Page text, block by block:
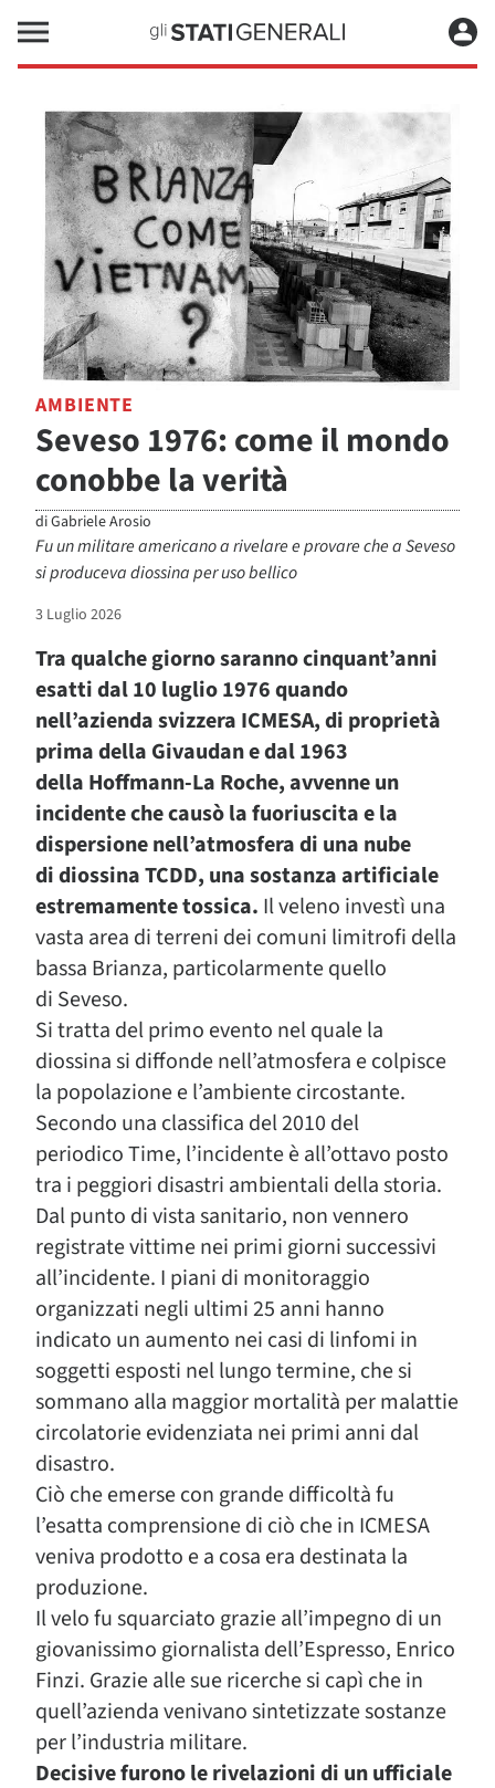
AMBIENTE
Seveso 1976: come il mondo
conobbe la verità
diGabriele Arosio
Fu un militare americano a rivelare e provare che a Seveso
si produceva diossina per uso bellico
3 Luglio 2026
Tra qualche giorno saranno cinquant’anni
esatti dal 10 luglio 1976 quando
nell’azienda svizzera ICMESA, di proprietà
prima della Givaudan e dal 1963
della Hoffmann-La Roche, avvenne un
incidente che causò la fuoriuscita e la
dispersione nell’atmosfera di una nube
di diossina TCDD, una sostanza artificiale
estremamente tossica. Il veleno investì una
vasta area di terreni dei comuni limitrofi della
bassa Brianza, particolarmente quello
di Seveso.
Si tratta del primo evento nel quale la
diossina si diffonde nell’atmosfera e colpisce
la popolazione e l’ambiente circostante.
Secondo una classifica del 2010 del
periodico Time, l’incidente è all’ottavo posto
tra i peggiori disastri ambientali della storia.
Dal punto di vista sanitario, non vennero
registrate vittime nei primi giorni successivi
all’incidente. I piani di monitoraggio
organizzati negli ultimi 25 anni hanno
indicato un aumento nei casi di linfomi in
soggetti esposti nel lungo termine, che si
sommano alla maggior mortalità per malattie
circolatorie evidenziata nei primi anni dal
disastro.
Ciò che emerse con grande difficoltà fu
l’esatta comprensione di ciò che in ICMESA
veniva prodotto e a cosa era destinata la
produzione.
Il velo fu squarciato grazie all’impegno di un
giovanissimo giornalista dell’Espresso, Enrico
Finzi. Grazie alle sue ricerche si capì che in
quell’azienda venivano sintetizzate sostanze
per l’industria militare.
Decisive furono le rivelazioni di un ufficiale